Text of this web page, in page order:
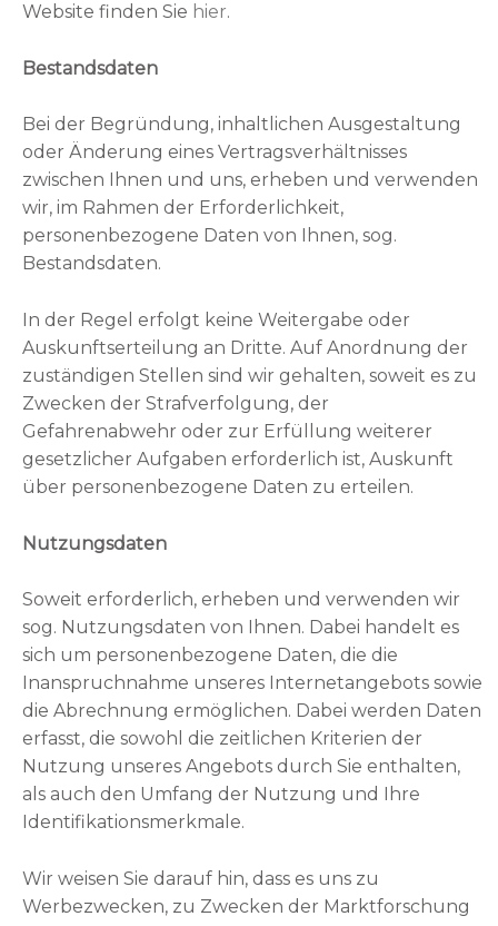
Website finden Sie hier.
Bestandsdaten
Bei der Begründung, inhaltlichen Ausgestaltung
oder Änderung eines Vertragsverhältnisses
zwischen Ihnen und uns, erheben und verwenden
wir, im Rahmen der Erforderlichkeit,
personenbezogene Daten von Ihnen, sog.
Bestandsdaten.
In der Regel erfolgt keine Weitergabe oder
Auskunftserteilung an Dritte. Auf Anordnung der
zuständigen Stellen sind wir gehalten, soweit es zu
Zwecken der Strafverfolgung, der
Gefahrenabwehr oder zur Erfüllung weiterer
gesetzlicher Aufgaben erforderlich ist, Auskunft
über personenbezogene Daten zu erteilen.
Nutzungsdaten
Soweit erforderlich, erheben und verwenden wir
sog. Nutzungsdaten von Ihnen. Dabei handelt es
sich um personenbezogene Daten, die die
Inanspruchnahme unseres Internetangebots sowie
die Abrechnung ermöglichen. Dabei werden Daten
erfasst, die sowohl die zeitlichen Kriterien der
Nutzung unseres Angebots durch Sie enthalten,
als auch den Umfang der Nutzung und Ihre
Identifikationsmerkmale.
Wir weisen Sie darauf hin, dass es uns zu
Werbezwecken, zu Zwecken der Marktforschung